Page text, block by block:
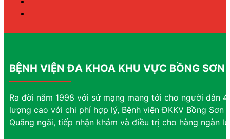
BỆNH VIỆN ĐA KHOA KHU VỰC BỒNG SƠN
Ra đời năm 1998 với sứ mạng mang tới cho người dân
lượng cao với chi phí hợp lý, Bệnh viện ĐKKV Bồng
Quãng ngãi, tiếp nhận khám và điều trị cho hàng ngàn